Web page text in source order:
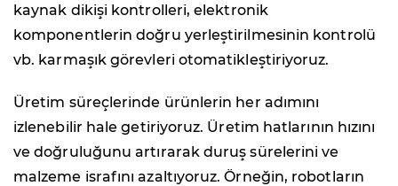
kaynak dikişi kontrolleri, elektronik
komponentlerin doğru yerleştirilmesinin kontrolü
vb. karmaşık görevleri otomatikleştiriyoruz.
Üretim süreçlerinde ürünlerin her adımını
izlenebilir hale getiriyoruz. Üretim hatlarının hızını
ve doğruluğunu artırarak duruş sürelerini ve
malzeme israfını azaltıyoruz. Örneğin, robotların